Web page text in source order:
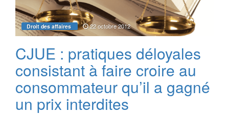
Droit des affaires 22 octobre 2012
CJUE : pratiques déloyales
consistant à faire croire au
consommateur qu’il a gagné
un prix interdites